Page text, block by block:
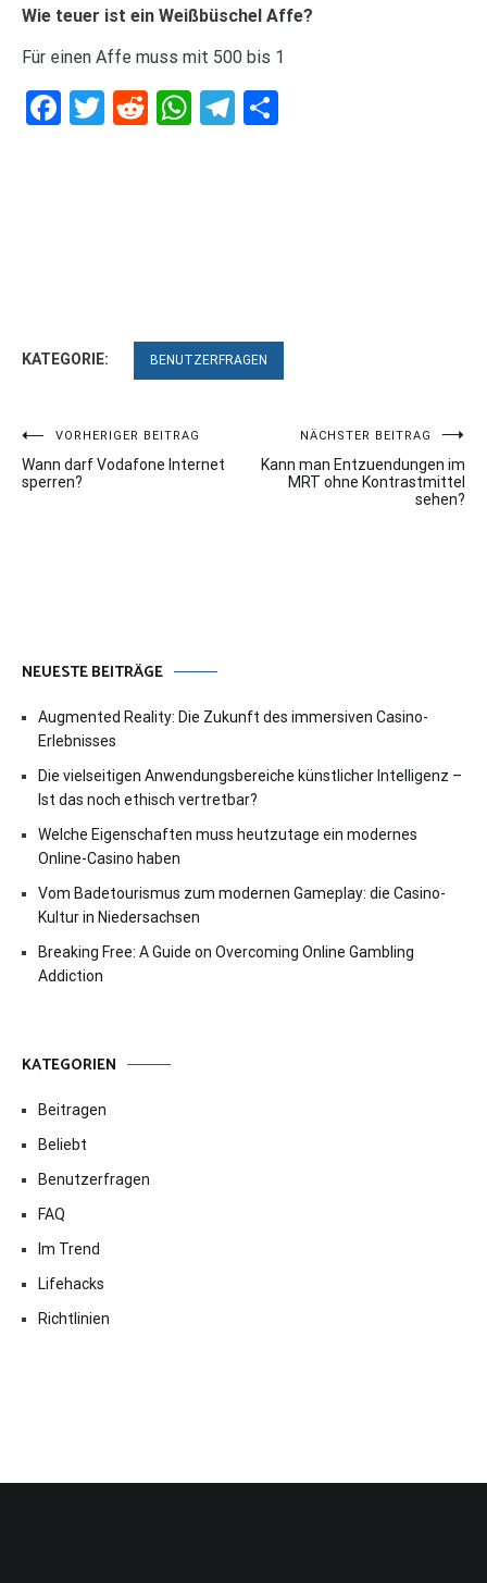
Wie teuer ist ein Weißbüschel Affe?
Für einen Affe muss mit 500 bis 1
Facebook
Twitter
RedditWhatsApp
Telegram
KATEGORIE: BENUTZERFRAGEN
Beitragsnavigation
VORHERIGER BEITRAG
Wann darf Vodafone Internet
sperren?
NÄCHSTER BEITRAG
Kann man Entzuendungen im
MRT ohne Kontrastmittel
sehen?
NEUESTE BEITRÄGE
Augmented Reality: Die Zukunft des immersiven Casino-
Erlebnisses
Die vielseitigen Anwendungsbereiche künstlicher Intelligenz –
Ist das noch ethisch vertretbar?
Welche Eigenschaften muss heutzutage ein modernes
Online-Casino haben
Vom Badetourismus zum modernen Gameplay: die Casino-
Kultur in Niedersachsen
Breaking Free: A Guide on Overcoming Online Gambling
Addiction
KATEGORIEN
Beitragen
Beliebt
Benutzerfragen
FAQ
Im Trend
Lifehacks
Richtlinien